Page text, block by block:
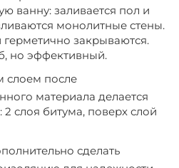
ванну: заливается пол и
монолитные стены.
закрываются.
но эффективный.
после
материала делается
слоя битума, поверх слой
сделать